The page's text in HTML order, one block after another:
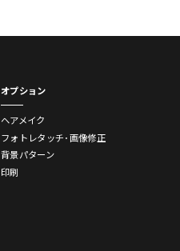
オプション
ヘアメイク
フォトレタッチ･画像修正
背景パターン
印刷